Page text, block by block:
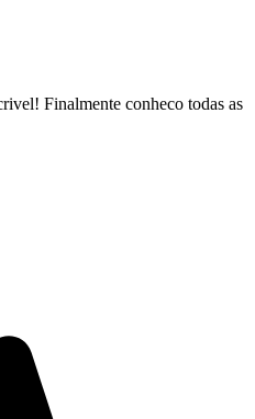
Finalmente conheco todas as